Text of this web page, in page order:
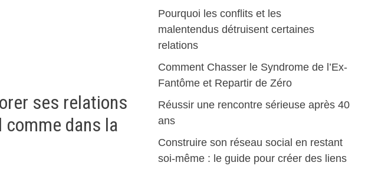
ses relations
dans la
Pourquoi les conflits et les
malentendus détruisent certaines
relations
Comment Chasser le Syndrome de l’Ex-
Fantôme et Repartir de Zéro
Réussir une rencontre sérieuse après 40
ans
Construire son réseau social en restant
soi-même : le guide pour créer des liens